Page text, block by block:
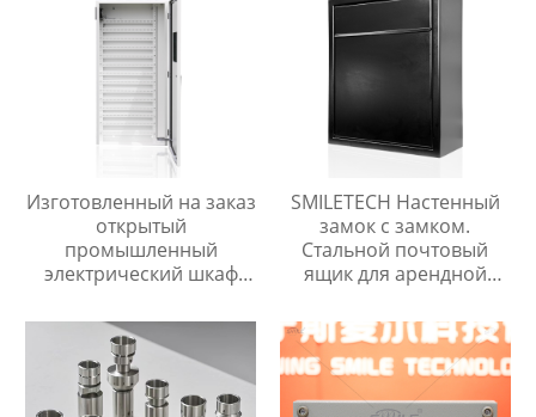
Изготовленный на заказ
открытый
промышленный
электрический шкаф
OEM Металлический
алюминиевый корпус
главного выключателя с
защитой IP65
SMILETECH Настенный
замок с замком.
Стальной почтовый
ящик для арендной
наличных, чеков.
Металлический
уличный почтовый
ящик.